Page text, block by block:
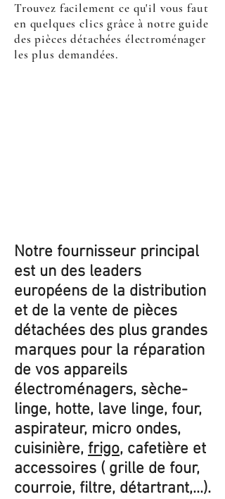
Trouvez facilement ce qu'il vous faut
en quelques clics grâce à notre guide
des pièces détachées électroménager
les plus demandées.
Notre fournisseur principal
est un des leaders
européens de la distribution
et de la vente de pièces
détachées des plus grandes
marques pour la réparation
de vos appareils
électroménagers, sèche-
linge, hotte, lave linge, four,
aspirateur, micro ondes,
cuisinière, frigo, cafetière et
accessoires ( grille de four,
courroie, filtre, détartrant,...).